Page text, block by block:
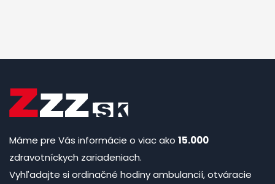
Máme pre Vás informácie o viac ako 15.000
zdravotníckych zariadeniach.
Vyhľadajte si ordinačné hodiny ambulancií, otváracie